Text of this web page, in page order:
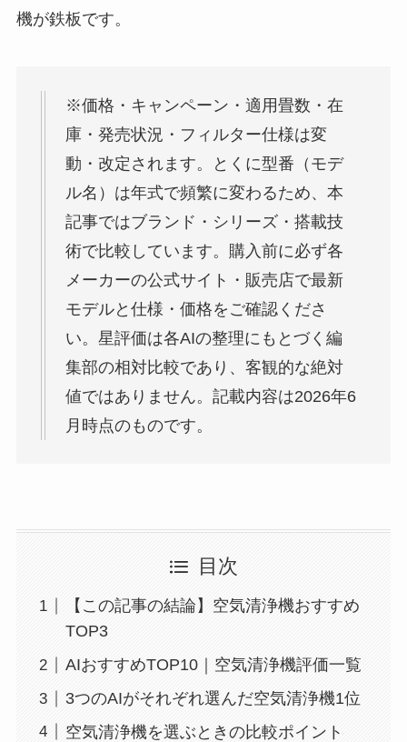
機が鉄板です。
※価格・キャンペーン・適用畳数・在
庫・発売状況・フィルター仕様は変
動・改定されます。とくに型番（モデ
ル名）は年式で頻繁に変わるため、本
記事ではブランド・シリーズ・搭載技
術で比較しています。購入前に必ず各
メーカーの公式サイト・販売店で最新
モデルと仕様・価格をご確認くださ
い。星評価は各AIの整理にもとづく編
集部の相対比較であり、客観的な絶対
値ではありません。記載内容は2026年6
月時点のものです。
目次
【この記事の結論】空気清浄機おすすめ
TOP3
AIおすすめTOP10｜空気清浄機評価一覧
3つのAIがそれぞれ選んだ空気清浄機1位
空気清浄機を選ぶときの比較ポイント